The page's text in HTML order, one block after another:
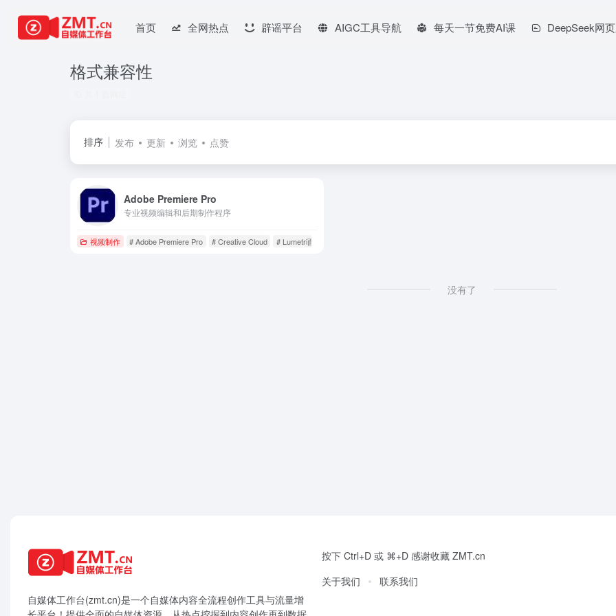
首页 全网热点 辟谣平台 AIGC工具导航 每天一节免费AI课 DeepSeek网
格式兼容性
排序 发布 更新 浏览 点赞
Adobe Premiere Pro
专业视频编辑和后期制作程序
视频制作 # Adobe Premiere Pro # Creative Cloud # Lumetri面板
没有了
自媒体工作台(zmt.cn)是一个自媒体内容全流程创作工具与流量增
按下 Ctrl+D 或 ⌘+D 感谢收藏 ZMT.cn
关于我们
联系我们